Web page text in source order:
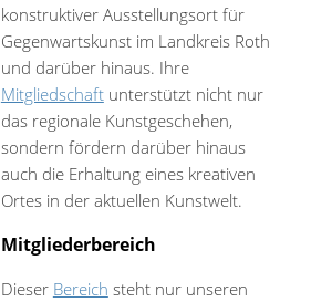
konstruktiver Ausstellungsort für
Gegenwartskunst im Landkreis Roth
und darüber hinaus. Ihre
Mitgliedschaftunterstützt nicht nur
das regionale Kunstgeschehen,
sondern fördern darüber hinaus
auch die Erhaltung eines kreativen
Ortes in der aktuellen Kunstwelt.
Mitgliederbereich
Dieser Bereich steht nur unseren